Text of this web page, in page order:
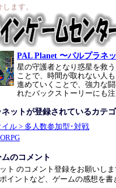
ます。
PAL Planet 〜パルプラネ
星の守護者となり惑星を救
ことで、時間が取れない人
進めていくことで、強力な
れたバックストーリーにも
ットが登録されているカテ
ル > 多人数参加型･対戦
のコメント
ト のコメント登録をお願いし
イントなど、ゲームの感想を書